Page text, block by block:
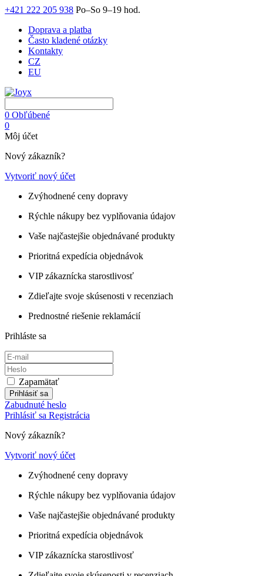
+421 222 205 938 Po–So 9–19 hod.
Doprava a platba
Často kladené otázky
Kontakty
CZ
EU
0 Obľúbené
0
Môj účet
Nový zákazník?
Vytvoriť nový účet
Zvýhodnené ceny dopravy
Rýchle nákupy bez vyplňovania údajov
Vaše najčastejšie objednávané produkty
Prioritná expedícia objednávok
VIP zákaznícka starostlivosť
Zdieľajte svoje skúsenosti v recenziach
Prednostné riešenie reklamácií
Prihláste sa
Zapamätať
Prihlásiť sa
Zabudnuté heslo
Prihlásiť sa Registrácia
Nový zákazník?
Vytvoriť nový účet
Zvýhodnené ceny dopravy
Rýchle nákupy bez vyplňovania údajov
Vaše najčastejšie objednávané produkty
Prioritná expedícia objednávok
VIP zákaznícka starostlivosť